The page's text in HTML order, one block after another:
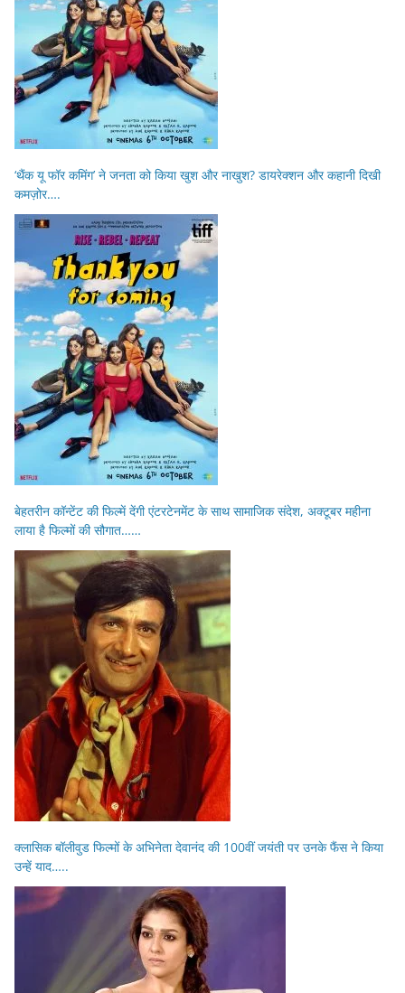
‘थैंक यू फॉर कमिंग’ ने जनता को किया खुश और नाखुश? डायरेक्शन और कहानी दिखी
कमज़ोर….
बेहतरीन कॉन्टेंट की फिल्में देंगी एंटरटेनमेंट के साथ सामाजिक संदेश, अक्टूबर महीना
लाया है फिल्मों की सौगात……
क्लासिक बॉलीवुड फिल्मों के अभिनेता देवानंद की 100वीं जयंती पर उनके फैंस ने किया
उन्हें याद…..